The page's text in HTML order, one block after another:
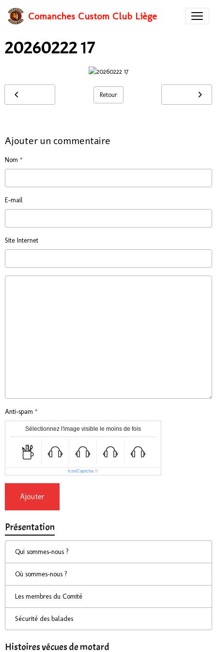
Comanches Custom Club Liège
20260222 17
Retour
Ajouter un commentaire
Nom
E-mail
Site Internet
Anti-spam
Sélectionnez l'image visible le moins de fois
IconCaptcha ©
Ajouter
Présentation
Qui sommes-nous ?
Où sommes-nous ?
Les membres du Comité
Sécurité des balades
Histoires vécues de motard